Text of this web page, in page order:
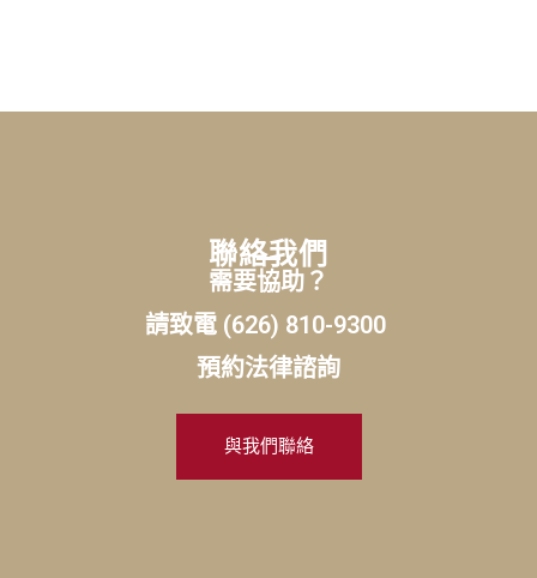
聯絡我們
需要協助？
請致電 (626) 810-9300
預約法律諮詢
與我們聯絡